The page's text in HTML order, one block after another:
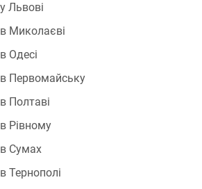
Львові
Миколаєві
Одесі
в Первомайську
Полтаві
Рівному
в Сумах
Тернополі